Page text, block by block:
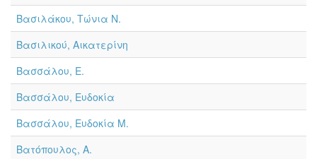
Βασιλάκου, Τώνια Ν.
Βασιλικού, Αικατερίνη
Βασσάλου, Ε.
Βασσάλου, Ευδοκία
Βασσάλου, Ευδοκία Μ.
Βατόπουλος, Α.